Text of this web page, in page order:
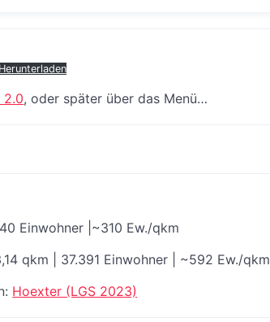
Herunterladen
2.0, oder später über das Menü…
Einwohner |~310 Ew./qkm
qkm | 37.391 Einwohner | ~592 Ew./qkm
Hoexter (LGS 2023)